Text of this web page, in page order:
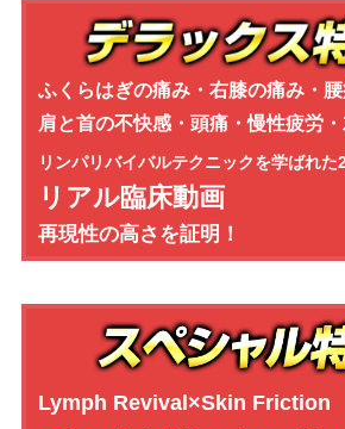
ふくらはぎの痛み・右膝の痛み・腰
肩と首の不快感・頭痛・慢性疲労
リンパリバイバルテクニックを学ばれた
リアル臨床動画
再現性の高さを証明！
Lymph Revival×Skin Friction